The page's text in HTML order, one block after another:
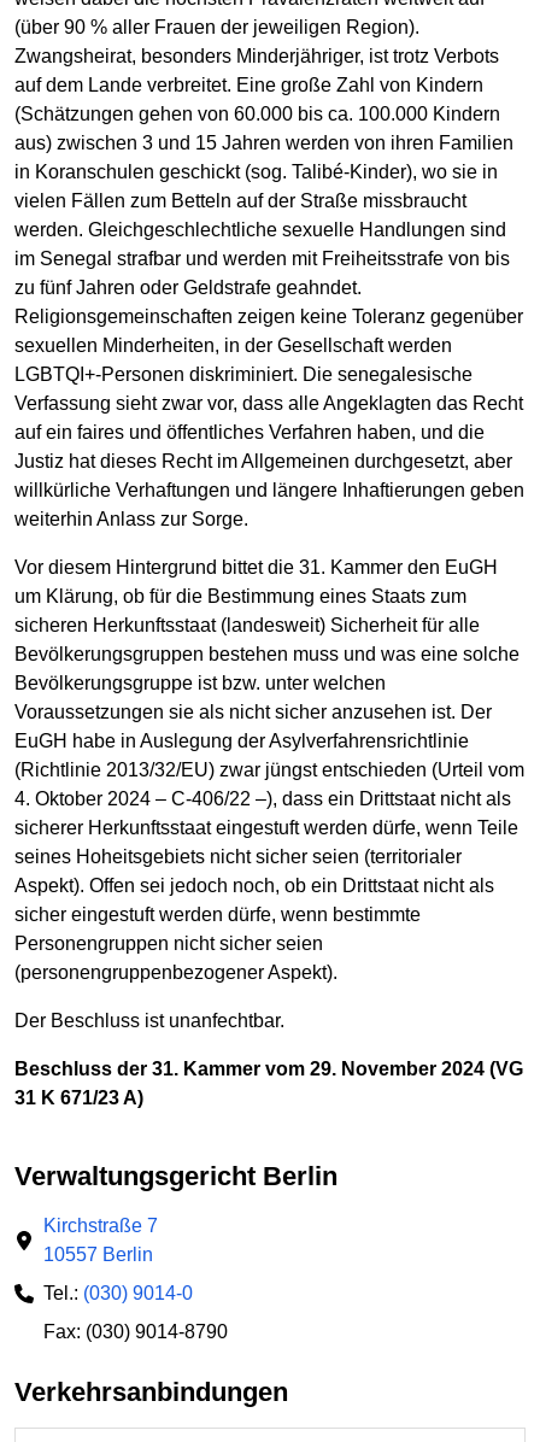
(über 90 % aller Frauen der jeweiligen Region).
Zwangsheirat, besonders Minderjähriger, ist trotz Verbots
auf dem Lande verbreitet. Eine große Zahl von Kindern
(Schätzungen gehen von 60.000 bis ca. 100.000 Kindern
aus) zwischen 3 und 15 Jahren werden von ihren Familien
in Koranschulen geschickt (sog. Talibé-Kinder), wo sie in
vielen Fällen zum Betteln auf der Straße missbraucht
werden. Gleichgeschlechtliche sexuelle Handlungen sind
im Senegal strafbar und werden mit Freiheitsstrafe von bis
zu fünf Jahren oder Geldstrafe geahndet.
Religionsgemeinschaften zeigen keine Toleranz gegenüber
sexuellen Minderheiten, in der Gesellschaft werden
LGBTQI+-Personen diskriminiert. Die senegalesische
Verfassung sieht zwar vor, dass alle Angeklagten das Recht
auf ein faires und öffentliches Verfahren haben, und die
Justiz hat dieses Recht im Allgemeinen durchgesetzt, aber
willkürliche Verhaftungen und längere Inhaftierungen geben
weiterhin Anlass zur Sorge.
Vor diesem Hintergrund bittet die 31. Kammer den EuGH
um Klärung, ob für die Bestimmung eines Staats zum
sicheren Herkunftsstaat (landesweit) Sicherheit für alle
Bevölkerungsgruppen bestehen muss und was eine solche
Bevölkerungsgruppe ist bzw. unter welchen
Voraussetzungen sie als nicht sicher anzusehen ist. Der
EuGH habe in Auslegung der Asylverfahrensrichtlinie
(Richtlinie 2013/32/EU) zwar jüngst entschieden (Urteil vom
4. Oktober 2024 – C-406/22 –), dass ein Drittstaat nicht als
sicherer Herkunftsstaat eingestuft werden dürfe, wenn Teile
seines Hoheitsgebiets nicht sicher seien (territorialer
Aspekt). Offen sei jedoch noch, ob ein Drittstaat nicht als
sicher eingestuft werden dürfe, wenn bestimmte
Personengruppen nicht sicher seien
(personengruppenbezogener Aspekt).
Der Beschluss ist unanfechtbar.
Beschluss der 31. Kammer vom 29. November 2024 (VG
31 K 671/23 A)
Verwaltungsgericht Berlin
Kirchstraße 7
10557 Berlin
Tel.: (030) 9014-0
Fax: (030) 9014-8790
Verkehrsanbindungen